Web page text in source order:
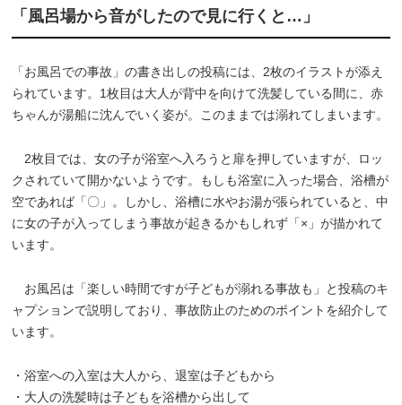
「風呂場から音がしたので見に行くと…」
「お風呂での事故」の書き出しの投稿には、2枚のイラストが添え
られています。1枚目は大人が背中を向けて洗髪している間に、赤
ちゃんが湯船に沈んでいく姿が。このままでは溺れてしまいます。
2枚目では、女の子が浴室へ入ろうと扉を押していますが、ロッ
クされていて開かないようです。もしも浴室に入った場合、浴槽が
空であれば「〇」。しかし、浴槽に水やお湯が張られていると、中
に女の子が入ってしまう事故が起きるかもしれず「×」が描かれて
います。
お風呂は「楽しい時間ですが子どもが溺れる事故も」と投稿のキ
ャプションで説明しており、事故防止のためのポイントを紹介して
います。
・浴室への入室は大人から、退室は子どもから
・大人の洗髪時は子どもを浴槽から出して